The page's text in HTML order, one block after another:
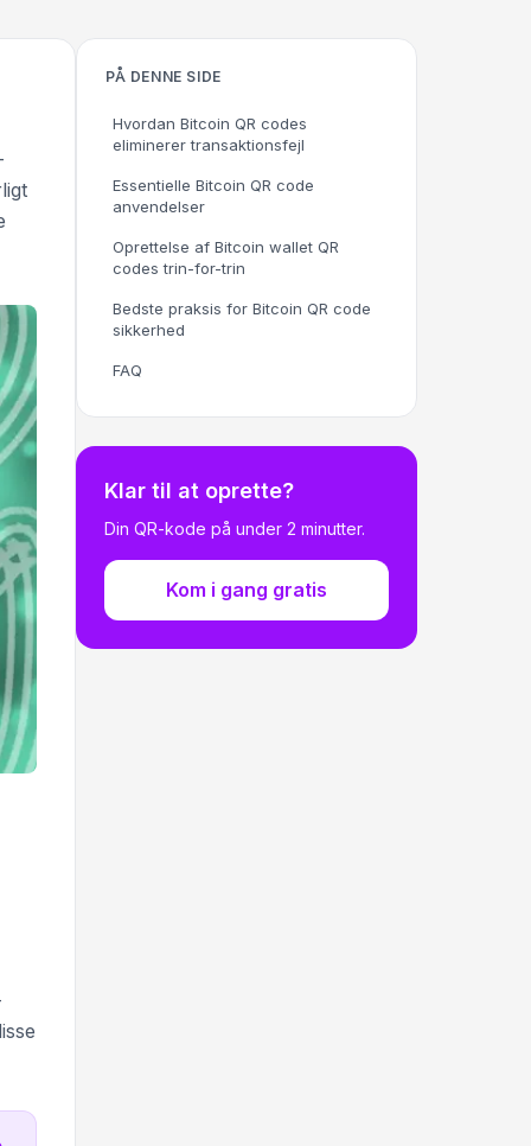
PÅ DENNE SIDE
Hvordan Bitcoin QR codes
eliminerer transaktionsfejl
Essentielle Bitcoin QR code
anvendelser
Oprettelse af Bitcoin wallet QR
codes trin-for-trin
Bedste praksis for Bitcoin QR code
sikkerhed
FAQ
Klar til at oprette?
Din QR-kode på under 2 minutter.
Kom i gang gratis